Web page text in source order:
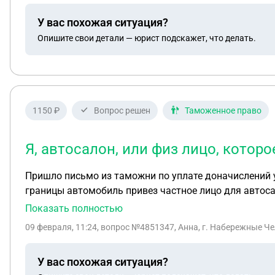
У вас похожая ситуация?
Опишите свои детали — юрист подскажет, что делать.
1150 ₽ Вопрос решен Таможенное право
Я, автосалон, или физ лицо,
Пришло письмо из таможни по уплате
границы автомобиль привез частное лицо для
Поэтому я так понимаю и начислили доп взнос как
позже. Так же в договоре по автомобилю было
платить доп утильсбор нужно, то кто должен его
Показать полностью
09 февраля, 11:24, вопрос №4851347, Анна, г. Набережные
У вас похожая ситуация?